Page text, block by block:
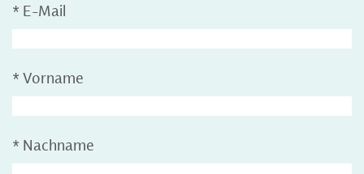
* E-Mail
* Vorname
* Nachname